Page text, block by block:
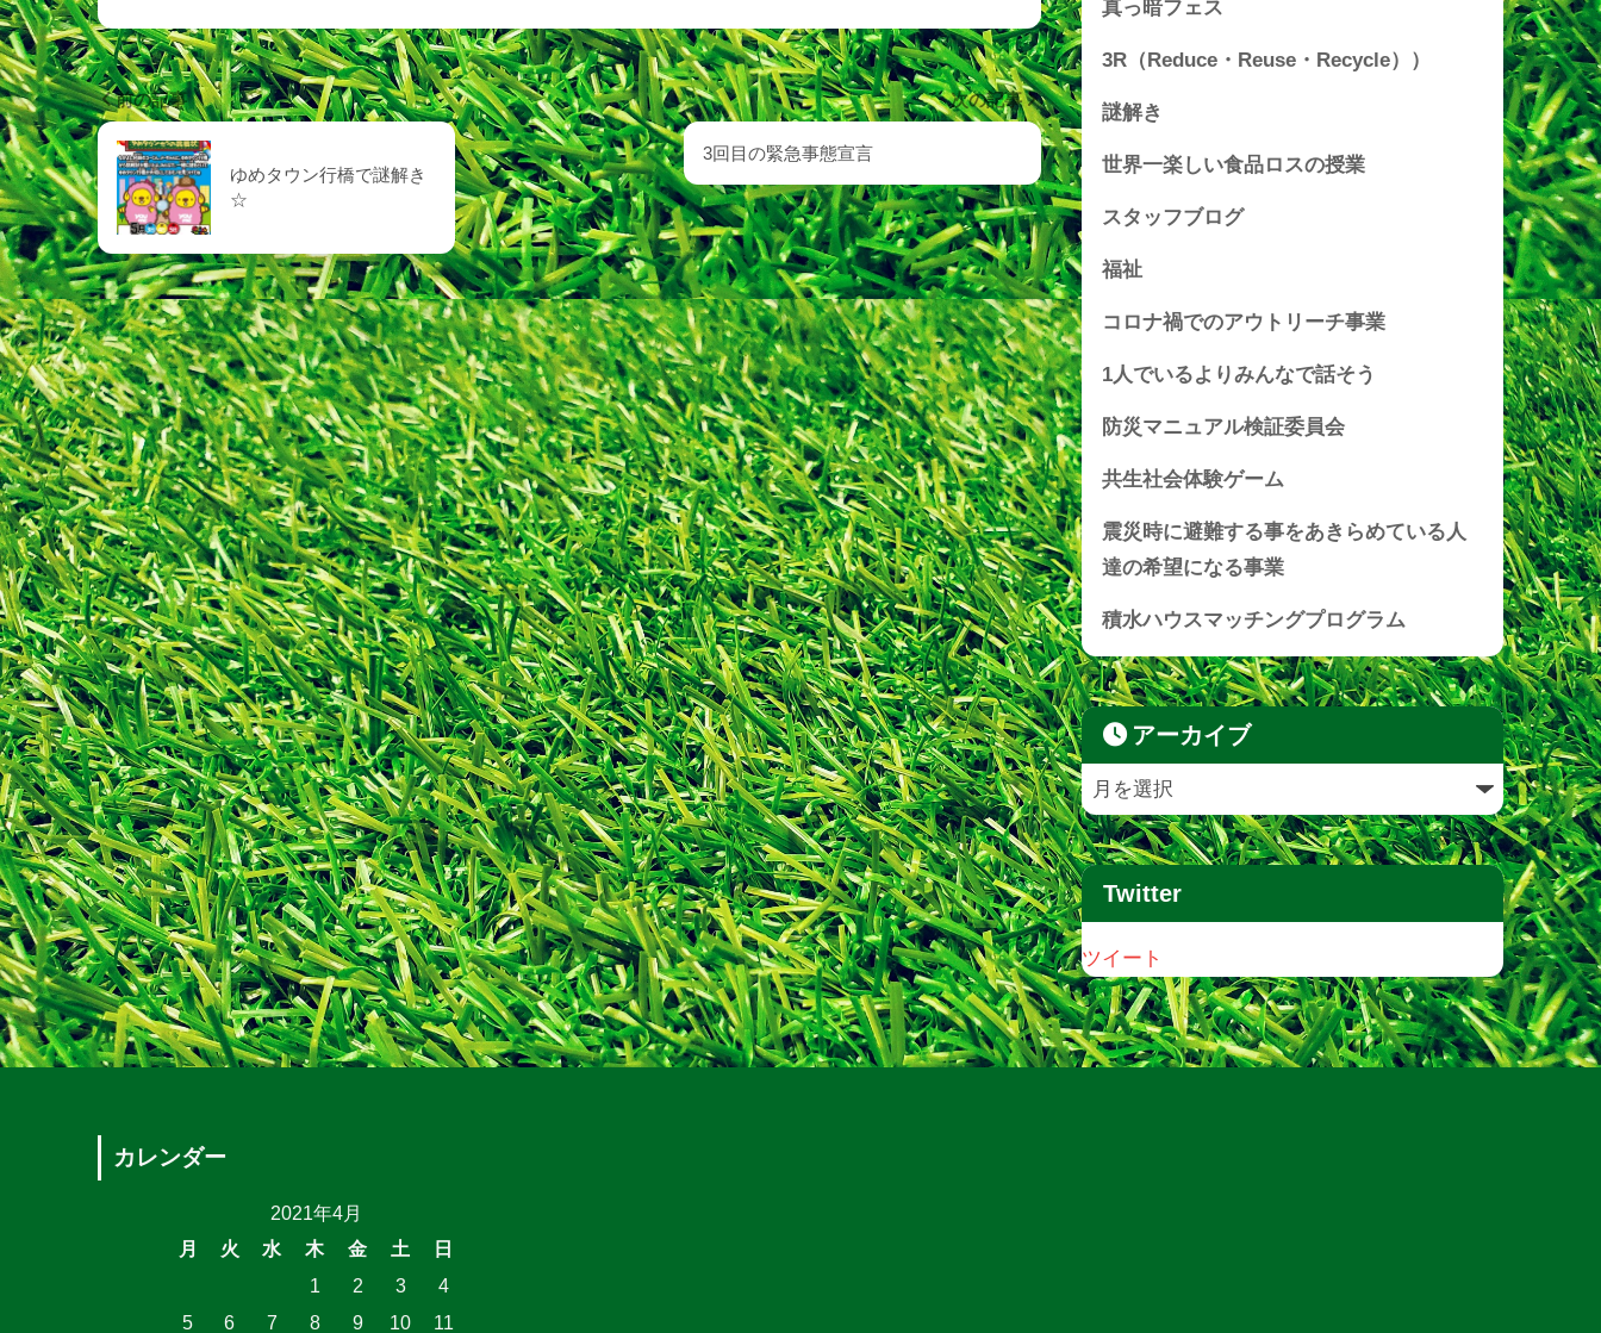
前の記事
ゆめタウン行橋で謎解き
☆
次の記事
3回目の緊急事態宣言
真っ暗フェス
3R（Reduce・Reuse・Recycle））
謎解き
世界一楽しい食品ロスの授業
スタッフブログ
福祉
コロナ禍でのアウトリーチ事業
1人でいるよりみんなで話そう
防災マニュアル検証委員会
共生社会体験ゲーム
震災時に避難する事をあきらめている人
達の希望になる事業
積水ハウスマッチングプログラム
アーカイブ
Twitter
ツイート
カレンダー
2021年4月
月
火 水 木 金 土
日
1
2 3
4
5
6 7 8 9 10 11